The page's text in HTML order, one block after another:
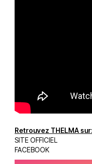
Retrouvez THELMA sur:
SITE OFFICIEL
FACEBOOK